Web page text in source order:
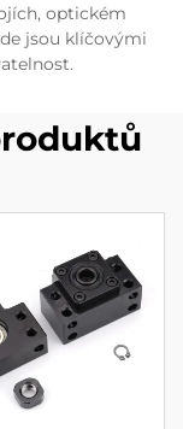
optickém
jsou klíčovými